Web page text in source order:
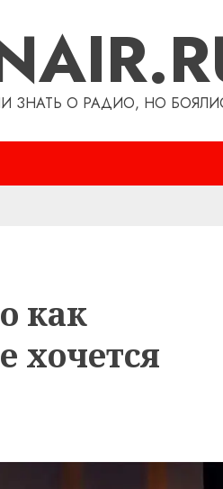
ЗНАТЬ О РАДИО, НО
как
хочется